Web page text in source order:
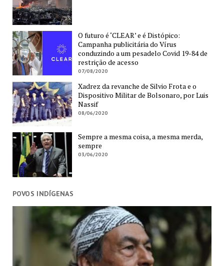
O futuro é ‘CLEAR’ e é Distópico:
Campanha publicitária do Vírus
conduzindo a um pesadelo Covid 19-84 de
restrição de acesso
07/08/2020
Xadrez da revanche de Silvio Frota e o
Dispositivo Militar de Bolsonaro, por Luis
Nassif
08/06/2020
Sempre a mesma coisa, a mesma merda,
sempre
03/06/2020
POVOS INDÍGENAS